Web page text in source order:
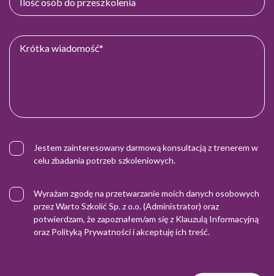
Jestem zainteresowany darmową konsultacją z trenerem w
celu zbadania potrzeb szkoleniowych.
Wyrażam zgodę na przetwarzanie moich danych osobowych
przez Warto Szkolić Sp. z o.o. (Administrator) oraz
potwierdzam, że zapoznałem/am się z Klauzulą Informacyjną
oraz Polityką Prywatnościi akceptuję ich treść.